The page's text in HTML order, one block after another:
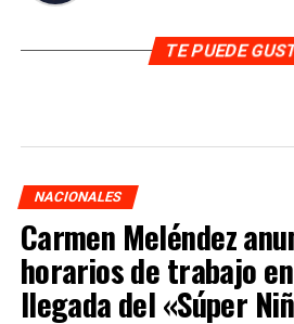
TE PUEDE
NACIONALES
Carmen Meléndez
horarios de trabajo
llegada del «Súper